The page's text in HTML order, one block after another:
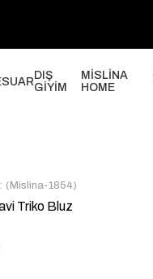
DIŞ
GİYİM
MİSLİNA
HOME
(Mislina-1854)
Triko Bluz